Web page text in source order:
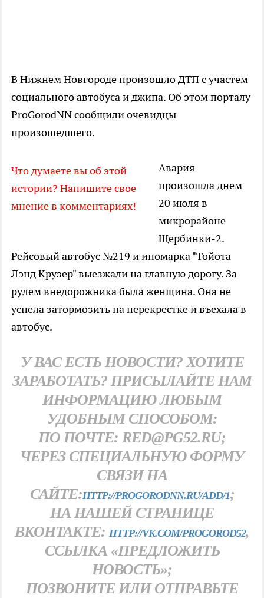
В Нижнем Новгороде произошло ДТП с участем
социального автобуса и джипа. Об этом порталу
ProGorodNN сообщили очевидцы
произошедшего.
Что думаете вы об этой
истории? Напишите свое
мнение в комментариях!
Авария
произошла днем
20 июля в
микрорайоне
Щербинки-2.
Рейсовый автобус №219 и иномарка "Тойота
Лэнд Крузер" выезжали на главную дорогу. За
рулем внедорожника была женщина. Она не
успела затормозить на перекрестке и въехала в
автобус.
У ВАС ЕСТЬ НОВОСТИ? ХОТИТЕ
ЗАРАБОТАТЬ? ПРИСЫЛАЙТЕ НАМ
ИНФОРМАЦИЮ ЛЮБЫМ
УДОБНЫМ СПОСОБОМ:
ПО ПОЧТЕ: RED@PG52.RU;
ЧЕРЕЗ СПЕЦИАЛЬНУЮ ФОРМУ
СВЯЗИ НА
САЙТЕ:HTTP://PROGORODNN.RU/ADD/1;
НА НАШЕЙ СТРАНИЦЕ
ВКОНТАКТЕ: HTTP://VK.COM/PROGOROD52,
ССЫЛКА «ПРЕДЛОЖИТЬ
НОВОСТЬ»;
ПОЗВОНИТЕ ИЛИ ОТПРАВЬТЕ